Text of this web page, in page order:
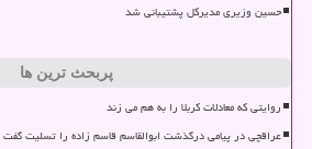
حسین وزیری مدیرکل پشتیبانی شد
پربحث ترین ها
روایتی که معادلات کربلا را به هم می زند
عراقچی در پیامی درگذشت ابوالقاسم قاسم زاده را تسلیت گفت